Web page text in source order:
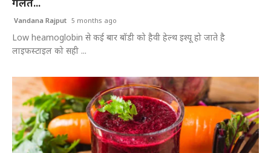
गलत...
Vandana Rajput 5 months ago
Low heamoglobin से कई बार बॉडी को हैवी हेल्थ इश्यू हो जाते है
लाइफस्टाइल को सही ...